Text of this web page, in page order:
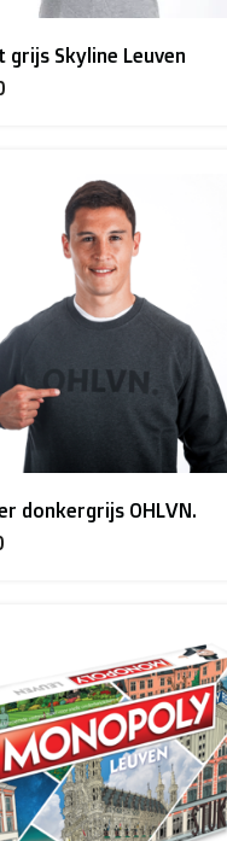
grijs Skyline Leuven
donkergrijs OHLVN.